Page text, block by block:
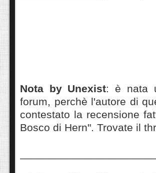
Nota by Unexist: è nata
forum, perchè l'autore di
contestato la recensione
Bosco di Hern". Trovate il